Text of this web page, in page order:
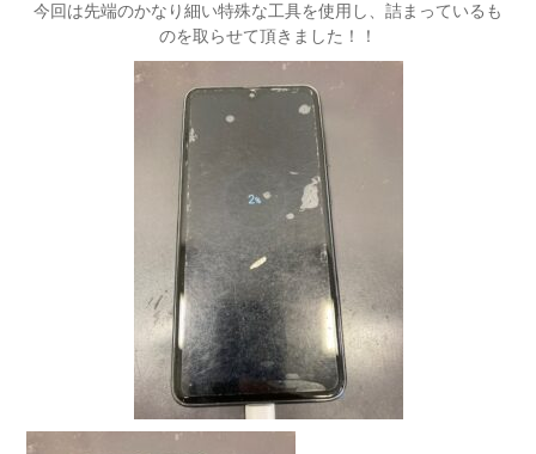
今回は先端のかなり細い特殊な工具を使用し、詰まっているも
のを取らせて頂きました！！